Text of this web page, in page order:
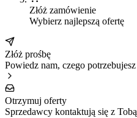
Złóż zamówienie
Wybierz najlepszą ofertę
Złóż prośbę
Powiedz nam, czego potrzebujesz
Otrzymuj oferty
Sprzedawcy kontaktują się z Tobą